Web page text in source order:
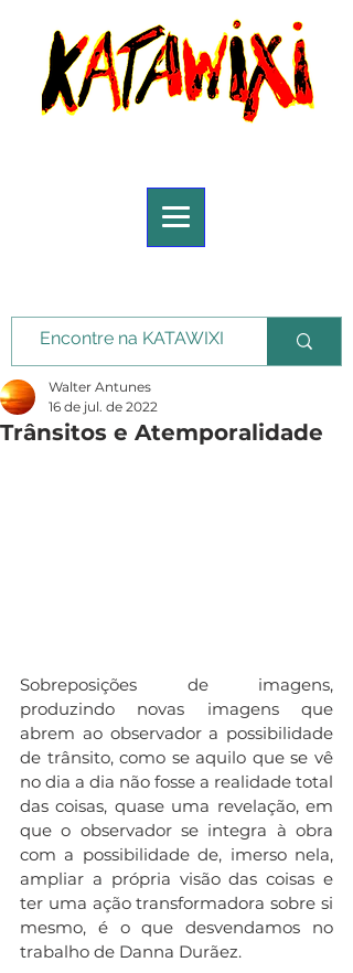
Trânsitos e Atemporalidade
Walter Antunes
16 de jul. de 2022
Sobreposições de imagens,
produzindo novas imagens que
abrem ao observador a possibilidade
de trânsito, como se aquilo que se vê
no dia a dia não fosse a realidade total
das coisas, quase uma revelação, em
que o observador se integra à obra
com a possibilidade de, imerso nela,
ampliar a própria visão das coisas e
ter uma ação transformadora sobre si
mesmo, é o que desvendamos no
trabalho de Danna Durãez.